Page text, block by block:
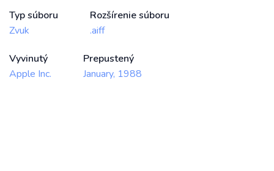
Typ súboru
Zvuk
Rozšírenie súboru
.aiff
Vyvinutý
Apple Inc.
Prepustený
January, 1988